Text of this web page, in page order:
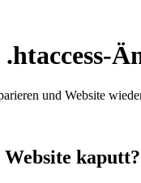
und Website
Website kaputt?